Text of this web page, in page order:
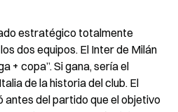
estratégico totalmente
dos equipos. El Inter de Milán
+ copa”. Si gana, sería el
de la historia del club. El
antes del partido que el objetivo